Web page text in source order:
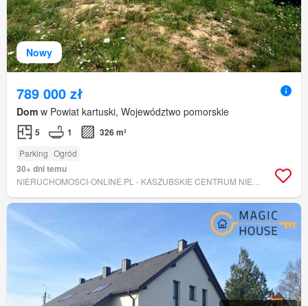
Nowy
789 000 zł
Dom w Powiat kartuski, Województwo pomorskie
5 1 326 m²
Parking Ogród
30+ dni temu